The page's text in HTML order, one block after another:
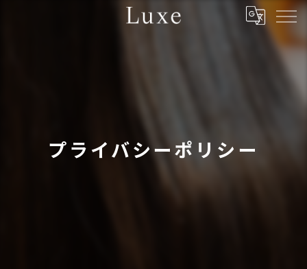
プライバシーポリシー